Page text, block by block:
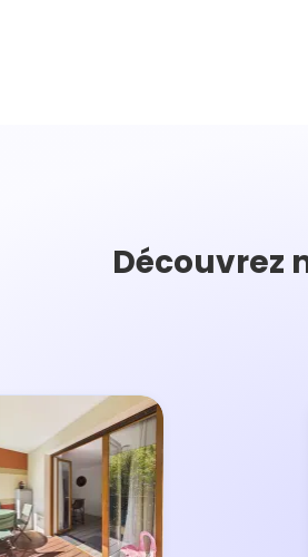
Découvrez